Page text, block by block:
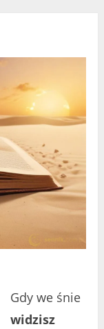
Gdy we śnie
widzisz